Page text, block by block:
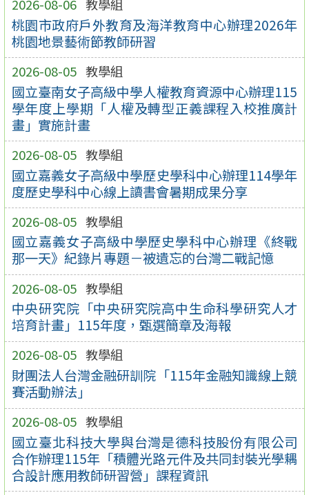
2026-08-06 教學組
桃園市政府戶外教育及海洋教育中心辦理2026年
桃園地景藝術節教師研習
2026-08-05 教學組
國立臺南女子高級中學人權教育資源中心辦理115
學年度上學期「人權及轉型正義課程入校推廣計
畫」實施計畫
2026-08-05 教學組
國立嘉義女子高級中學歷史學科中心辦理114學年
度歷史學科中心線上讀書會暑期成果分享
2026-08-05 教學組
國立嘉義女子高級中學歷史學科中心辦理《終戰
那一天》紀錄片專題－被遺忘的台灣二戰記憶
2026-08-05 教學組
中央研究院「中央研究院高中生命科學研究人才
培育計畫」115年度，甄選簡章及海報
2026-08-05 教學組
財團法人台灣金融研訓院「115年金融知識線上競
賽活動辦法」
2026-08-05 教學組
國立臺北科技大學與台灣是德科技股份有限公司
合作辦理115年「積體光路元件及共同封裝光學耦
合設計應用教師研習營」課程資訊